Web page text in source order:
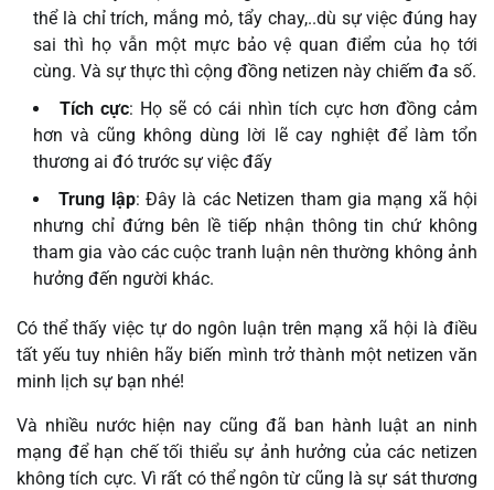
thể là chỉ trích, mắng mỏ, tẩy chay,..dù sự việc đúng hay
sai thì họ vẫn một mực bảo vệ quan điểm của họ tới
cùng. Và sự thực thì cộng đồng netizen này chiếm đa số.
Tích cực: Họ sẽ có cái nhìn tích cực hơn đồng cảm
hơn và cũng không dùng lời lẽ cay nghiệt để làm tổn
thương ai đó trước sự việc đấy
Trung lập: Đây là các Netizen tham gia mạng xã hội
nhưng chỉ đứng bên lề tiếp nhận thông tin chứ không
tham gia vào các cuộc tranh luận nên thường không ảnh
hưởng đến người khác.
Có thể thấy việc tự do ngôn luận trên mạng xã hội là điều
tất yếu tuy nhiên hãy biến mình trở thành một netizen văn
minh lịch sự bạn nhé!
Và nhiều nước hiện nay cũng đã ban hành luật an ninh
mạng để hạn chế tối thiểu sự ảnh hưởng của các netizen
không tích cực. Vì rất có thể ngôn từ cũng là sự sát thương